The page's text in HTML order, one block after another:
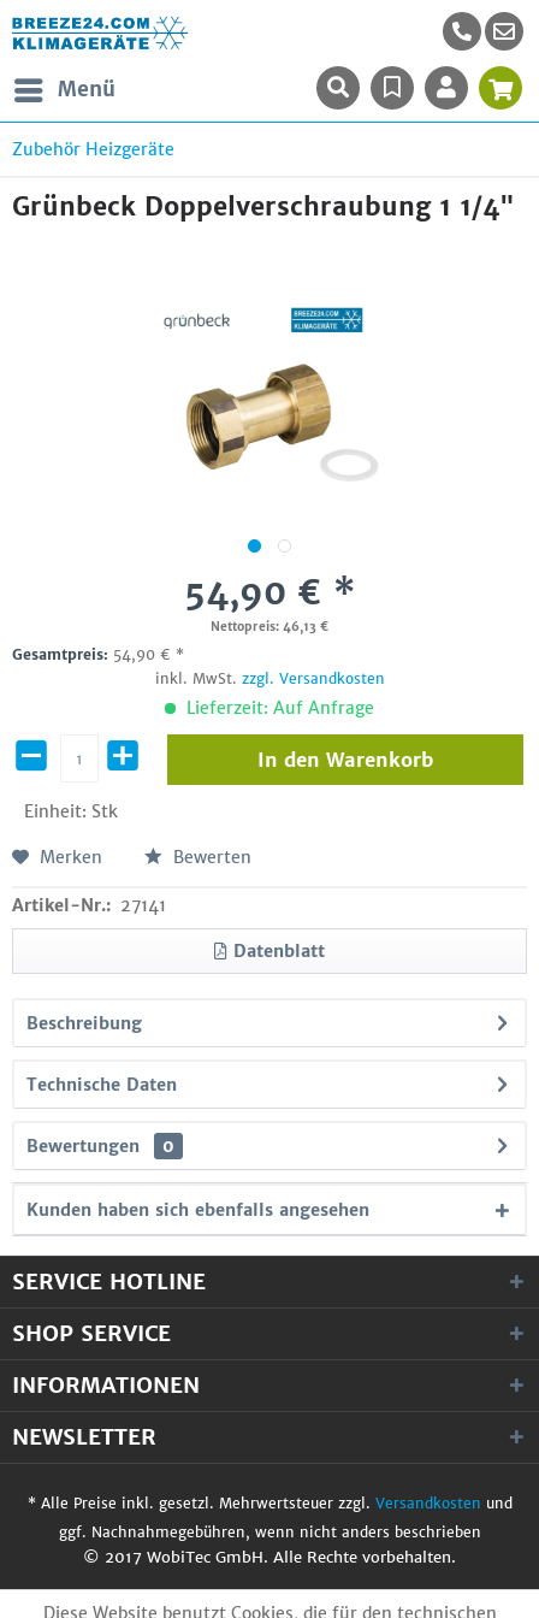
Menü
Zubehör Heizgeräte
Grünbeck Doppelverschraubung 1 1/4"
54,90 € *
Nettopreis: 46,13 €
Gesamtpreis: 54,90 € *
inkl. MwSt. zzgl. Versandkosten
Lieferzeit: Auf Anfrage
Einheit: Stk
In den Warenkorb
Merken Bewerten
Artikel-Nr.: 27141
Datenblatt
Beschreibung
Technische Daten
Bewertungen 0
Kunden haben sich ebenfalls angesehen
SERVICE HOTLINE
SHOP SERVICE
INFORMATIONEN
NEWSLETTER
* Alle Preise inkl. gesetzl. Mehrwertsteuer zzgl. Versandkosten und
ggf. Nachnahmegebühren, wenn nicht anders beschrieben
© 2017 WobiTec GmbH. Alle Rechte vorbehalten.
Diese Website benutzt Cookies, die für den technischen